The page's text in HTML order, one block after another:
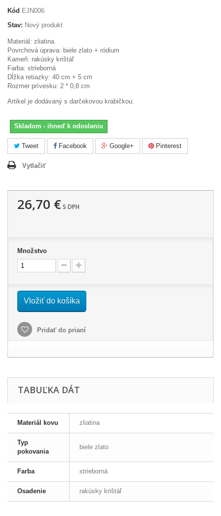
Kód EJN006
Stav: Nový produkt
Materiál: zliatina
Povrchová úprava: biele zlato + ródium
Kameň: rakúsky krištáľ
Farba: strieborná
Dĺžka retiazky: 40 cm + 5 cm
Rozmer prívesku: 2 * 0,8 cm
Artikel je dodávaný s darčekovou krabičkou.
Skladom - ihneď k odoslaniu
Tweet Facebook Google+ Pinterest
Vytlačiť
26,70 €S DPH
Množstvo
Vložiť do košíka
Pridať do prianí
TABUĽKA DÁT
Materiál kovu zliatina
Typ
pokovania
biele zlato
Farba strieborná
Osadenie rakúsky krištáľ